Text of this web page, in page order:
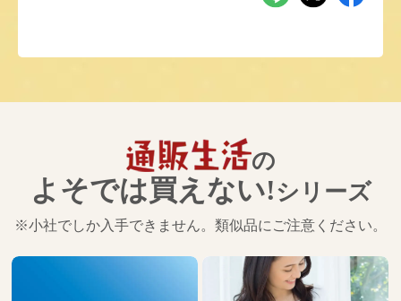
の
よそでは買えない!シリーズ
※小社でしか入手できません。類似品にご注意ください。